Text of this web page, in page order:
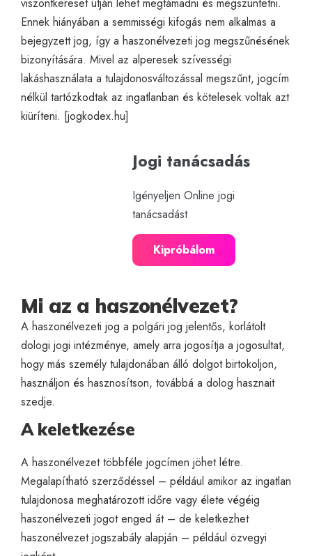
Ennek hiányában a semmisségi kifogás nem alkalmas a
bejegyzett jog, így a haszonélvezeti jog megszűnésének
bizonyítására. Mivel az alperesek szívességi
lakáshasználata a tulajdonosváltozással megszűnt, jogcím
nélkül tartózkodtak az ingatlanban és kötelesek voltak azt
kiüríteni. [jogkodex.hu]
Jogi tanácsadás
Igényeljen Online jogi
tanácsadást
Kipróbálom
Mi az a haszonélvezet?
A haszonélvezeti jog a polgári jog jelentős, korlátolt
dologi jogi intézménye, amely arra jogosítja a jogosultat,
hogy más személy tulajdonában álló dolgot birtokoljon,
használjon és hasznosítson, továbbá a dolog hasznait
szedje.
A keletkezése
A haszonélvezet többféle jogcímen jöhet létre.
Megalapítható szerződéssel – például amikor az ingatlan
tulajdonosa meghatározott időre vagy élete végéig
haszonélvezeti jogot enged át – de keletkezhet
haszonélvezet jogszabály alapján – például özvegyi